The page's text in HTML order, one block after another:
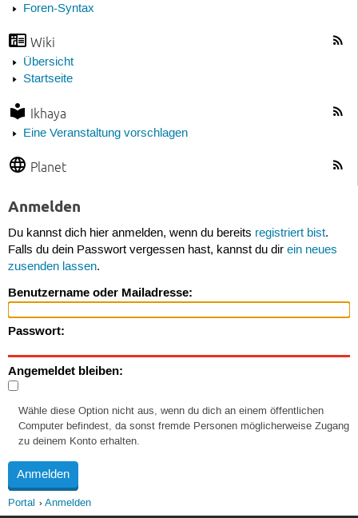
Foren-Syntax
Wiki
Übersicht
Startseite
Ikhaya
Eine Veranstaltung vorschlagen
Planet
Anmelden
Du kannst dich hier anmelden, wenn du bereits registriert bist.
Falls du dein Passwort vergessen hast, kannst du dir ein neues
zusenden lassen.
Benutzername oder Mailadresse:
Passwort:
Angemeldet bleiben:
Wähle diese Option nicht aus, wenn du dich an einem öffentlichen
Computer befindest, da sonst fremde Personen möglicherweise Zugang
zu deinem Konto erhalten.
Portal Anmelden